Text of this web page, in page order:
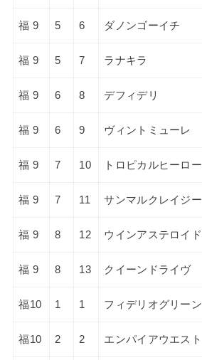
福 9 5 6 ダノンゴーイチ
福 9 5 7 ラナキラ
福 9 6 8 デフィデリ
福 9 6 9 ヴィントミューレ
福 9 7 10 トロピカルヒーロー
福 9 7 11 サンマルクレイジー
福 9 8 12 ウインアステロイド
福 9 8 13 クイーンドライヴ
福10 1 1 フィデリオグリーン
福10 2 2 エンパイアウエスト